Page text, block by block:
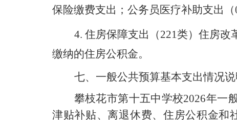
保险缴费支出；公务员医疗补助支出（
4. 住房保障支出（221类）住房改
缴纳的住房公积金。
七、一般公共预算基本支出情况说
攀枝花市第十五中学校2026年一
津贴补贴、离退休费、住房公积金和